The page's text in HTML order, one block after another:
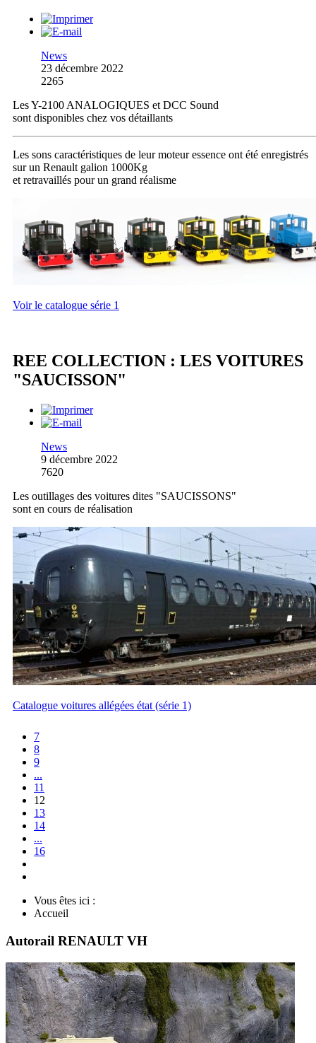
News
23 décembre 2022
2265
Les Y-2100 ANALOGIQUES et DCC Sound
sont disponibles chez vos détaillants
Les sons caractéristiques de leur moteur essence ont été enregistrés
sur un Renault galion 1000Kg
et retravaillés pour un grand réalisme
Voir le catalogue série 1
REE COLLECTION : LES VOITURES
"SAUCISSON"
News
9 décembre 2022
7620
Les outillages des voitures dites "SAUCISSONS"
sont en cours de réalisation
Catalogue voitures allégées état (série 1)
7
8
9
...
11
12
13
14
...
16
Vous êtes ici :
Accueil
Autorail RENAULT VH